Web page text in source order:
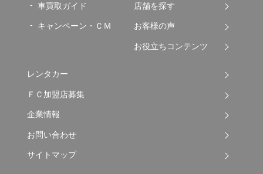
車買取ガイド
キャンペーン・ＣＭ
店舗を探す
お客様の声
お役立ちコンテンツ
レンタカー
ＦＣ加盟店募集
企業情報
お問い合わせ
サイトマップ